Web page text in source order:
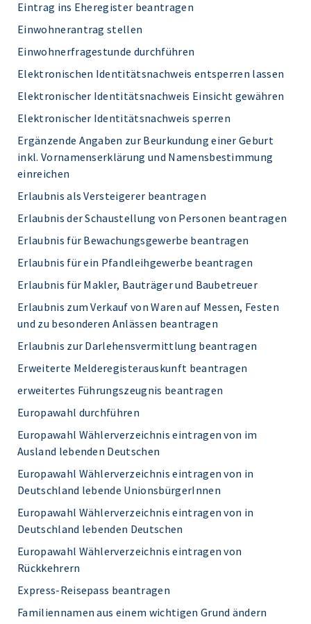
Eintrag ins Eheregister beantragen
Einwohnerantrag stellen
Einwohnerfragestunde durchführen
Elektronischen Identitätsnachweis entsperren lassen
Elektronischer Identitätsnachweis Einsicht gewähren
Elektronischer Identitätsnachweis sperren
Ergänzende Angaben zur Beurkundung einer Geburt
inkl. Vornamenserklärung und Namensbestimmung
einreichen
Erlaubnis als Versteigerer beantragen
Erlaubnis der Schaustellung von Personen beantragen
Erlaubnis für Bewachungsgewerbe beantragen
Erlaubnis für ein Pfandleihgewerbe beantragen
Erlaubnis für Makler, Bauträger und Baubetreuer
Erlaubnis zum Verkauf von Waren auf Messen, Festen
und zu besonderen Anlässen beantragen
Erlaubnis zur Darlehensvermittlung beantragen
Erweiterte Melderegisterauskunft beantragen
erweitertes Führungszeugnis beantragen
Europawahl durchführen
Europawahl Wählerverzeichnis eintragen von im
Ausland lebenden Deutschen
Europawahl Wählerverzeichnis eintragen von in
Deutschland lebende UnionsbürgerInnen
Europawahl Wählerverzeichnis eintragen von in
Deutschland lebenden Deutschen
Europawahl Wählerverzeichnis eintragen von
Rückkehrern
Express-Reisepass beantragen
Familiennamen aus einem wichtigen Grund ändern